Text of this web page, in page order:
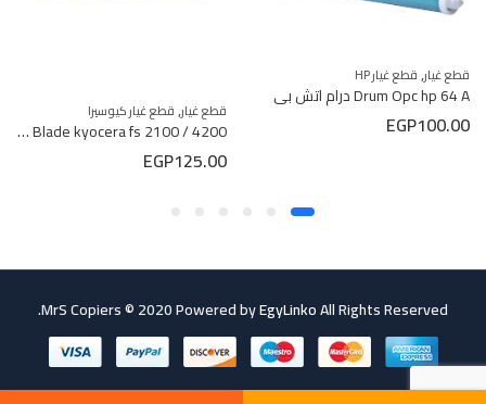
قطع غيار, قطع غيار HP
Drum Opc hp 64 A درام اتش بي
EGP100.00 قطع غيار, قطع غيار كيوسيرا
Cleaning Blade kyocera fs 2100 / 4200 شفره كيوسيرا
EGP125.00
MrS Copiers © 2020 Powered byEgyLinkoAll Rights Reserved.